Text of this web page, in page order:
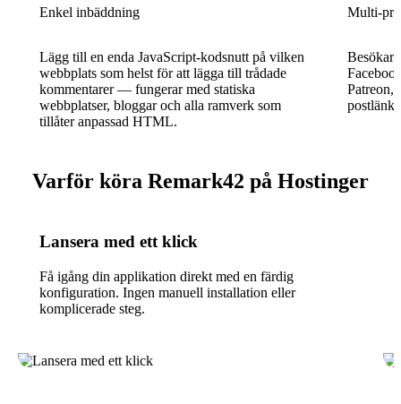
Enkel inbäddning
Lägg till en enda JavaScript-kodsnutt på vilken
webbplats som helst för att lägga till trådade
kommentarer — fungerar med statiska
webbplatser, bloggar och alla ramverk som
tillåter anpassad HTML.
Multi-
Patreon,
Varför köra Remark42 på Hostinger
Lansera med ett klick
Få igång din applikation direkt med en färdig
konfiguration. Ingen manuell installation eller
komplicerade steg.